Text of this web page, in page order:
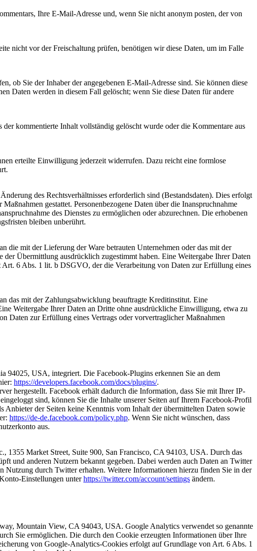
Ihre E-Mail-Adresse und, wenn Sie nicht anonym posten, der von
nicht vor der Freischaltung prüfen, benötigen wir diese Daten, um im Falle
ob Sie der Inhaber der angegebenen E-Mail-Adresse sind. Sie können diese
Daten werden in diesem Fall gelöscht; wenn Sie diese Daten für andere
kommentierte Inhalt vollständig gelöscht wurde oder die Kommentare aus
erteilte Einwilligung jederzeit widerrufen. Dazu reicht eine formlose
des Rechtsverhältnisses erforderlich sind (Bestandsdaten). Dies erfolgt
gestattet. Personenbezogene Daten über die Inanspruchnahme
des Dienstes zu ermöglichen oder abzurechnen. Die erhobenen
bleiben unberührt.
die mit der Lieferung der Ware betrauten Unternehmen oder das mit der
Übermittlung ausdrücklich zugestimmt haben. Eine Weitergabe Ihrer Daten
6 Abs. 1 lit. b DSGVO, der die Verarbeitung von Daten zur Erfüllung eines
das mit der Zahlungsabwicklung beauftragte Kreditinstitut. Eine
Weitergabe Ihrer Daten an Dritte ohne ausdrückliche Einwilligung, etwa zu
Daten zur Erfüllung eines Vertrags oder vorvertraglicher Maßnahmen
94025, USA, integriert. Die Facebook-Plugins erkennen Sie an dem
https://developers.facebook.com/docs/plugins/.
hergestellt. Facebook erhält dadurch die Information, dass Sie mit Ihrer IP-
sind, können Sie die Inhalte unserer Seiten auf Ihrem Facebook-Profil
der Seiten keine Kenntnis vom Inhalt der übermittelten Daten sowie
https://de-de.facebook.com/policy.php. Wenn Sie nicht wünschen, dass
aus.
1355 Market Street, Suite 900, San Francisco, CA 94103, USA. Durch das
und anderen Nutzern bekannt gegeben. Dabei werden auch Daten an Twitter
Nutzung durch Twitter erhalten. Weitere Informationen hierzu finden Sie in der
Einstellungen unterhttps://twitter.com/account/settings ändern.
Mountain View, CA 94043, USA. Google Analytics verwendet so genannte
Sie ermöglichen. Die durch den Cookie erzeugten Informationen über Ihre
von Google-Analytics-Cookies erfolgt auf Grundlage von Art. 6 Abs. 1